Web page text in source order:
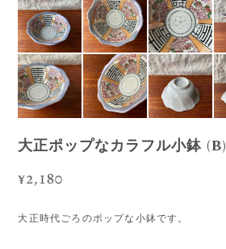
大正ポップなカラフル小鉢 (B)
¥2,180
大正時代ごろのポップな小鉢です。